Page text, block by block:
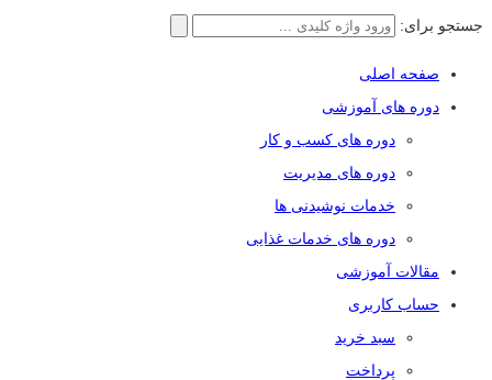
جستجو برای:
صفحه اصلی
دوره های آموزشی
دوره های کسب و کار
دوره های مدیریت
خدمات نوشیدنی ها
دوره های خدمات غذایی
مقالات آموزشی
حساب کاربری
سبد خرید
پرداخت